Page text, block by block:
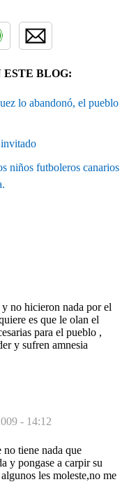
ESTE BLOG:
lo abandonó, el pueblo
invitado
niños futboleros canarios
no hicieron nada por el
es que le olan el
para el pueblo ,
y sufren amnesia
- 14:12
tiene nada que
y pongase a carpir su
les moleste,no me